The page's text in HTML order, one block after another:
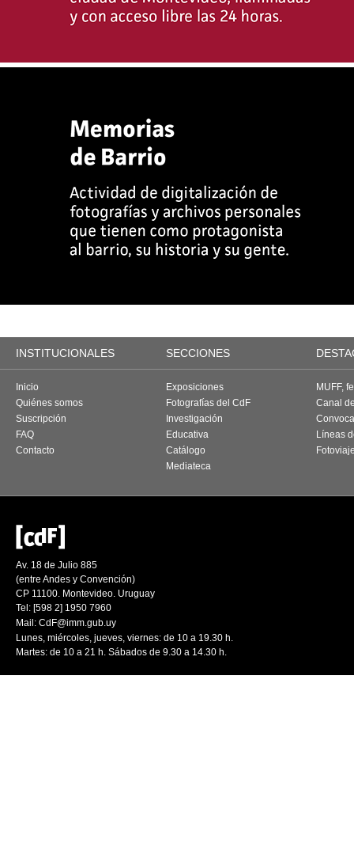
INSTITUCIONALES SECCIONES
Inicio
Quiénes somos
Suscripción
FAQ
Contacto
Exposiciones
Fotografías del CdF
Investigación
Educativa
Catálogo
Mediateca
MUFF,
Canal
Líneas
Av. 18 de Julio 885
(entre Andes y Convención)
CP 11100. Montevideo. Uruguay
Tel: [598 2] 1950 7960
Mail: CdF@imm.gub.uy
Lunes, miércoles, jueves, viernes: de 10 a 19.30 h.
Martes: de 10 a 21 h. Sábados de 9.30 a 14.30 h.